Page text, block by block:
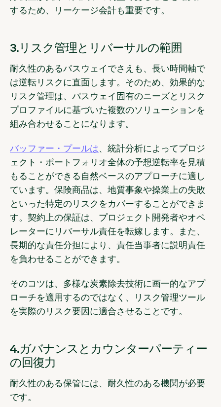
するため、リーケージ会計も重要です。
3.リスク管理とリバーサルの範囲
耐久性のあるパスウェイでさえも、長い時間軸で
は逆転リスクに直面します。そのため、効果的な
リスク管理は、パスウェイ固有のニーズとリスク
プロファイルに基づいた複数のソリューションを
組み合わせることになります。
バッファー・プールは、統計分析によってプロジ
ェクト・ポートフォリオ全体の予想逆転率を見積
もることができる自然ベースのアプローチに適し
ています。保険商品は、地質事象や操業上の失敗
といった特定のリスクをカバーすることができま
す。契約上の保証は、プロジェクト開発者やオペ
レーターにリバーサル責任を転嫁します。また、
長期的な責任分担により、責任当事者に説明責任
を負わせることができます。
そのコツは、多様な炭素除去技術に画一的なアプ
ローチを適用するのではなく、リスク管理ツール
を実際のリスク要因に適合させることです。
4.ガバナンスとカウンターパーティー
の回復力
耐久性のある保管には、耐久性のある機関が必要
です。